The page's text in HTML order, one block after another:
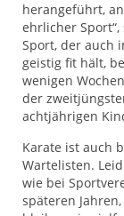
herangeführt,
ehrlicher
Sport, der auch
geistig fit hält,
wenigen
der
achtjährigen
Karate ist auch
Wartelisten.
wie bei
späteren